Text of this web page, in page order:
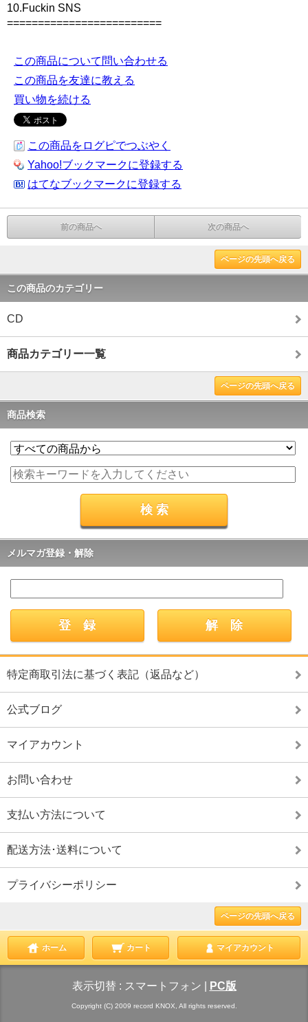
10.Fuckin SNS
=========================
この商品について問い合わせる
この商品を友達に教える
買い物を続ける
この商品をログピでつぶやく
Yahoo!ブックマークに登録する
はてなブックマークに登録する
前の商品へ 次の商品へ
ページの先頭へ戻る
この商品のカテゴリー
CD
商品カテゴリー一覧
ページの先頭へ戻る
商品検索
メルマガ登録・解除
特定商取引法に基づく表記（返品など）
公式ブログ
マイアカウント
お問い合わせ
支払い方法について
配送方法･送料について
プライバシーポリシー
ページの先頭へ戻る
ホーム カート マイアカウント
表示切替 : スマートフォン PC版
Copyright (C) 2009 record KNOX, All rights reserved.